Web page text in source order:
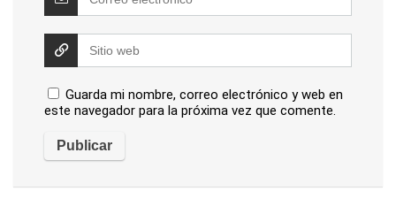
Guarda mi nombre, correo electrónico y web en
este navegador para la próxima vez que comente.